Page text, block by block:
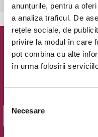
anunțurile, pentru a
a analiza traficul. De
rețele sociale, de
privire la modul în care
pot combina cu alte
în urma folosirii
consimțământului
Necesare